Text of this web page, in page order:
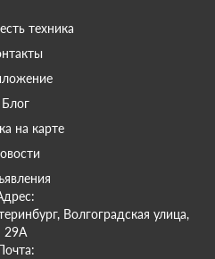
техника
Блог
на карте
Волгоградская улица,
29А